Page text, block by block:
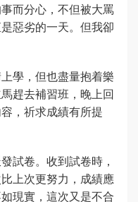
而分心，不但被大罵
惡劣的一天。但我卻
學，但也盡量抱着樂
趕去補習班，晚上回
，祈求成績有所提
試卷。收到試卷時，
上次更努力，成績應
現實，這次又是不合